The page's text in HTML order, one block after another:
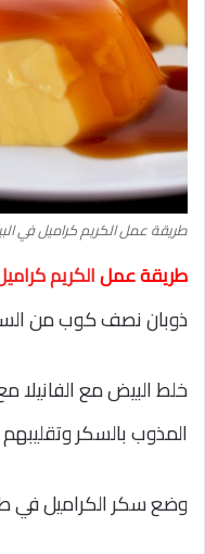
طريقة عمل الكريم كراميل في
طريقة عملالكريم
ذوبان نصف كوب من
خلط البيض مع الفانيلا
المذوب بالسكر
وضع سكر الكراميل في